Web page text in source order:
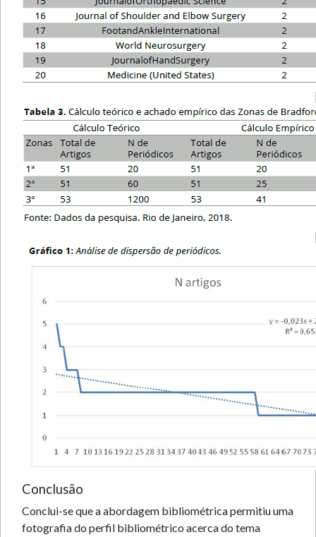
Conclusão
Conclui-se que a abordagem bibliométrica permitiu uma
fotografia do perfil bibliométrico acerca do tema